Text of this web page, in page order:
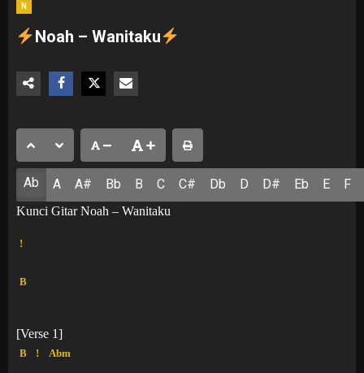
N
Noah – Wanitaku
Ab A A# Bb B C C# Db D D# Eb E F
Kunci Gitar Noah – Wanitaku
!
B
[Verse 1]
B ! Abm